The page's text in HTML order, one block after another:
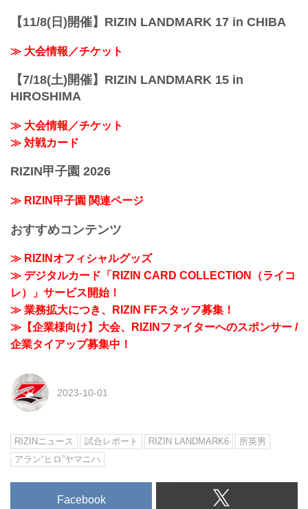
【11/8(日)開催】RIZIN LANDMARK 17 in CHIBA
≫ 大会情報／チケット
【7/18(土)開催】RIZIN LANDMARK 15 in
HIROSHIMA
≫ 大会情報／チケット
≫ 対戦カード
RIZIN甲子園 2026
≫ RIZIN甲子園 関連ページ
おすすめコンテンツ
≫ RIZINオフィシャルグッズ
≫ デジタルカード「RIZIN CARD COLLECTION（ライコ
レ）」サービス開始！
≫ 業務拡大につき、RIZIN FFスタッフ募集！
≫【企業様向け】大会、RIZINファイターへのスポンサー /
企業タイアップ募集中！
2023-10-01
RIZINニュース 試合レポート RIZIN LANDMARK6
所英男
アラン“ヒロ”ヤマニハ
Facebook